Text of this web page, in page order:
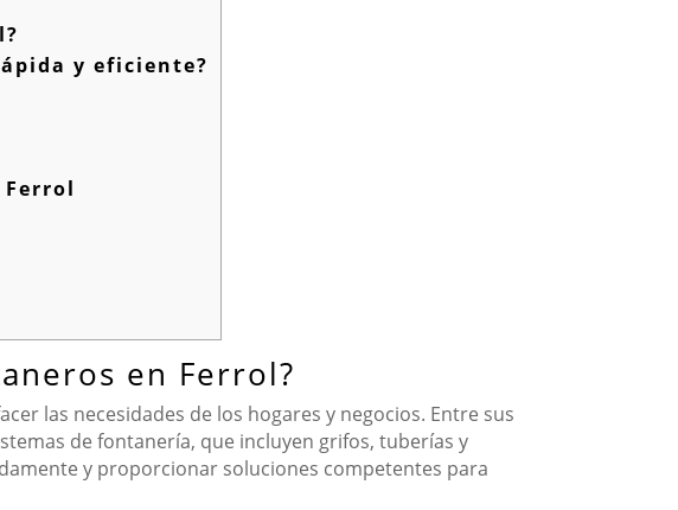
y eficiente?
en Ferrol?
las necesidades de los hogares y negocios. Entre sus
de fontanería, que incluyen grifos, tuberías y
y proporcionar soluciones competentes para